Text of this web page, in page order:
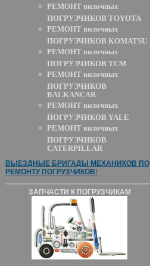
РЕМОНТ вилочных
ПОГРУЗЧИКОВ TOYOTA
РЕМОНТ вилочных
ПОГРУЗЧИКОВ KOMATSU
РЕМОНТ вилочных
ПОГРУЗЧИКОВ TCM
РЕМОНТ вилочных
ПОГРУЗЧИКОВ
BALKANCAR
РЕМОНТ вилочных
ПОГРУЗЧИКОВ YALE
РЕМОНТ вилочных
ПОГРУЗЧИКОВ
CATERPILLAR
ВЫЕЗДНЫЕ БРИГАДЫ МЕХАНИКОВ ПО
РЕМОНТУ ПОГРУЗЧИКОВ!
ЗАПЧАСТИ К ПОГРУЗЧИКАМ